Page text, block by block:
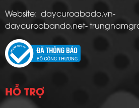
Website: daycuroabado.vn-
daycuroabando.net-
HỖ TRỢ